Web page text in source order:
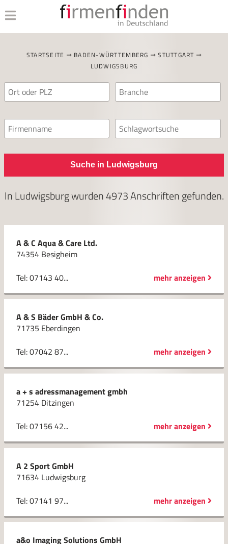
STARTSEITE BADEN-WÜRTTEMBERG
STUTTGART
LUDWIGSBURG
Suche in Ludwigsburg
InLudwigsburgwurden4973Anschriften gefunden.
A & C Aqua & Care Ltd.
74354 Besigheim
Tel: 07143 40...
mehr anzeigen
A & S Bäder GmbH & Co.
71735 Eberdingen
Tel: 07042 87...
mehr anzeigen
a + s adressmanagement gmbh
71254 Ditzingen
Tel: 07156 42...
mehr anzeigen
A 2 Sport GmbH
71634 Ludwigsburg
Tel: 07141 97...
mehr anzeigen
a&o Imaging Solutions GmbH